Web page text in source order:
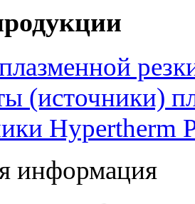
(источники)
Hypertherm
информация